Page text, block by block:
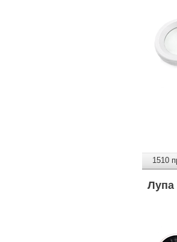
1510
Лупа